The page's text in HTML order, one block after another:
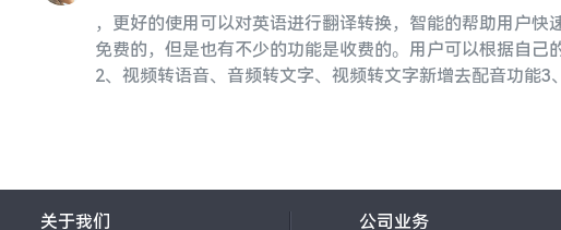
，更好的使用可以对英语进行翻译转换，智能的帮助用户
免费的，但是也有不少的功能是收费的。用户可以根据自
2、视频转语音、音频转文字、视频转文字新增去配音功能3
关于我们 公司业务